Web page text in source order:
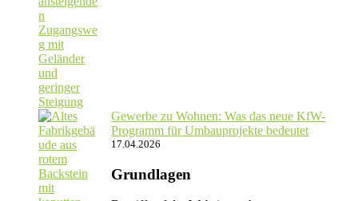
Gewerbe zu Wohnen: Was das neue KfW-
Pro­gramm für Umbau­pro­jekte bedeutet
17.04.2026
Grundlagen